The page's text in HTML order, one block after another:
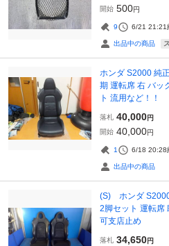
開始 500円
9 6/21 21:21
出品中の商品
ホンダ S2000 純
期 運転席 右 バ
ト 流用など！！
落札 40,000円
開始 40,000円
1 6/18 20:28
出品中の商品
(S) ホンダ S2000
2脚セット 運転席
可支店止め
落札 34,650円